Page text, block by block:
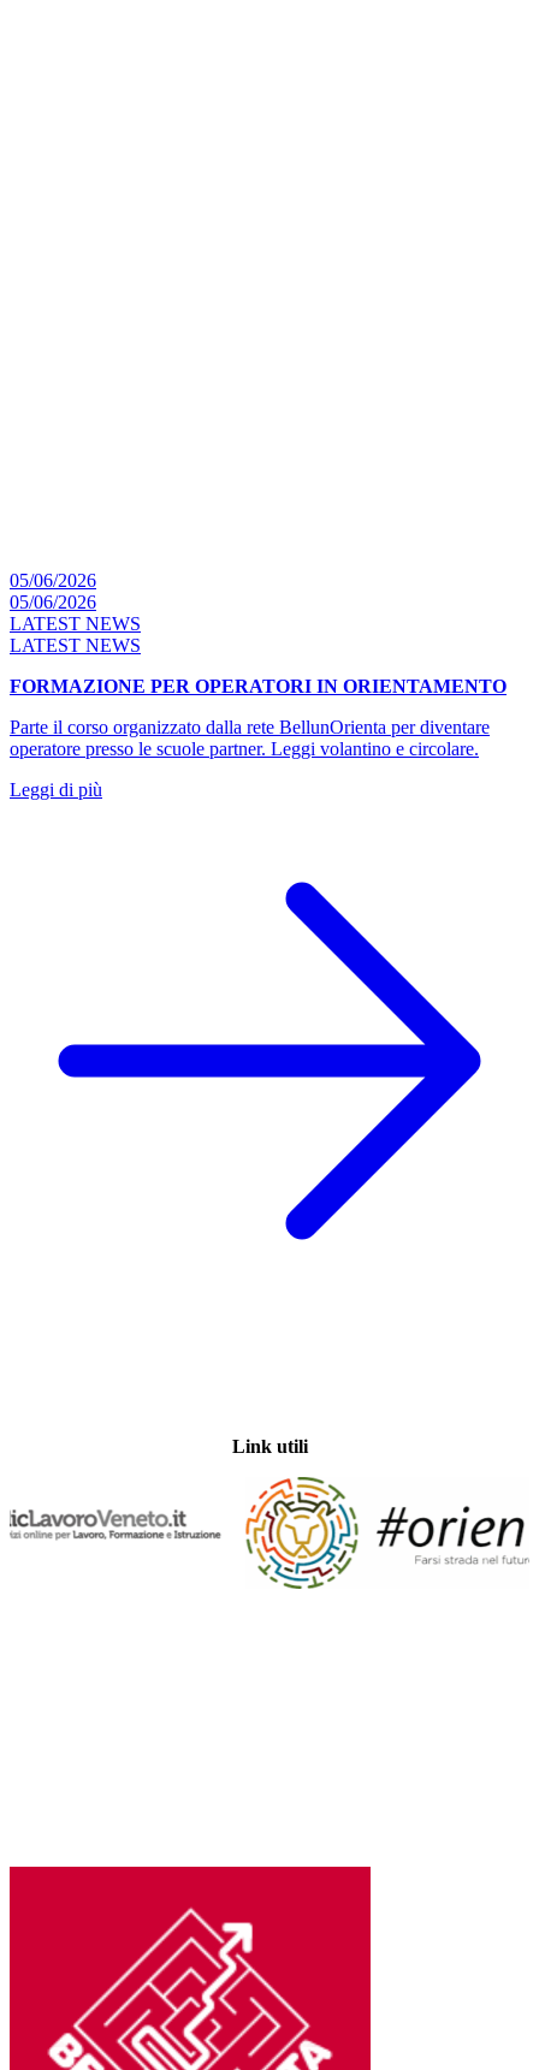
05/06/2026
05/06/2026
LATEST NEWS
LATEST NEWS
FORMAZIONE PER OPERATORI IN ORIENTAMENTO
Parte il corso organizzato dalla rete BellunOrienta per diventare
operatore presso le scuole partner. Leggi volantino e circolare.
Leggi di più
Link utili